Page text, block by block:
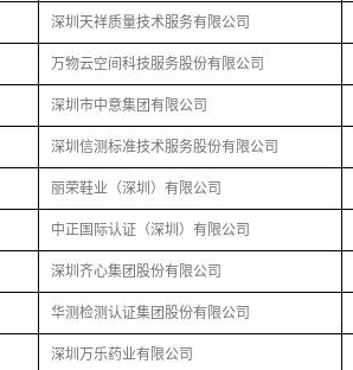
深圳天祥质量技术服务有限公司
万物云空间科技服务股份有限公司
深圳市中意集团有限公司
深圳信测标准技术服务股份有限公司
丽荣鞋业（深圳）有限公司
中正国际认证（深圳）有限公司
深圳齐心集团股份有限公司
华测检测认证集团股份有限公司
深圳万乐药业有限公司